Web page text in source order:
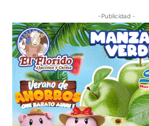
-Publicidad -